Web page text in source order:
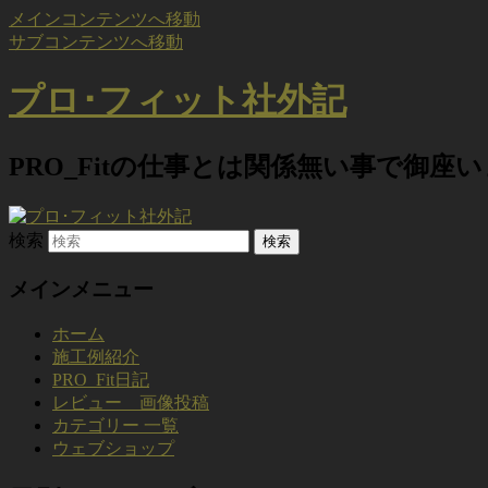
メインコンテンツへ移動
サブコンテンツへ移動
プロ･フィット社外記
PRO_Fitの仕事とは関係無い事で御座
検索
メインメニュー
ホーム
施工例紹介
PRO_Fit日記
レビュー 画像投稿
カテゴリー 一覧
ウェブショップ